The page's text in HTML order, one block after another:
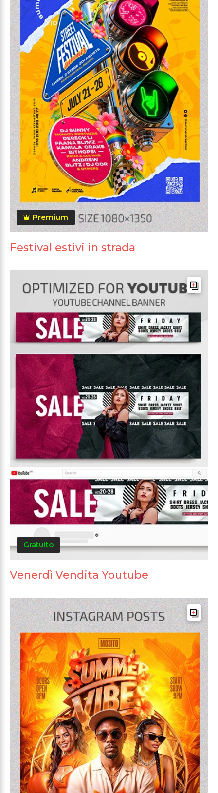
Premium
Festival estivi in strada
Gratuito
Venerdì Vendita Youtube